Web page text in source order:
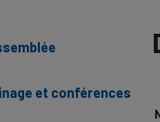
et conférences